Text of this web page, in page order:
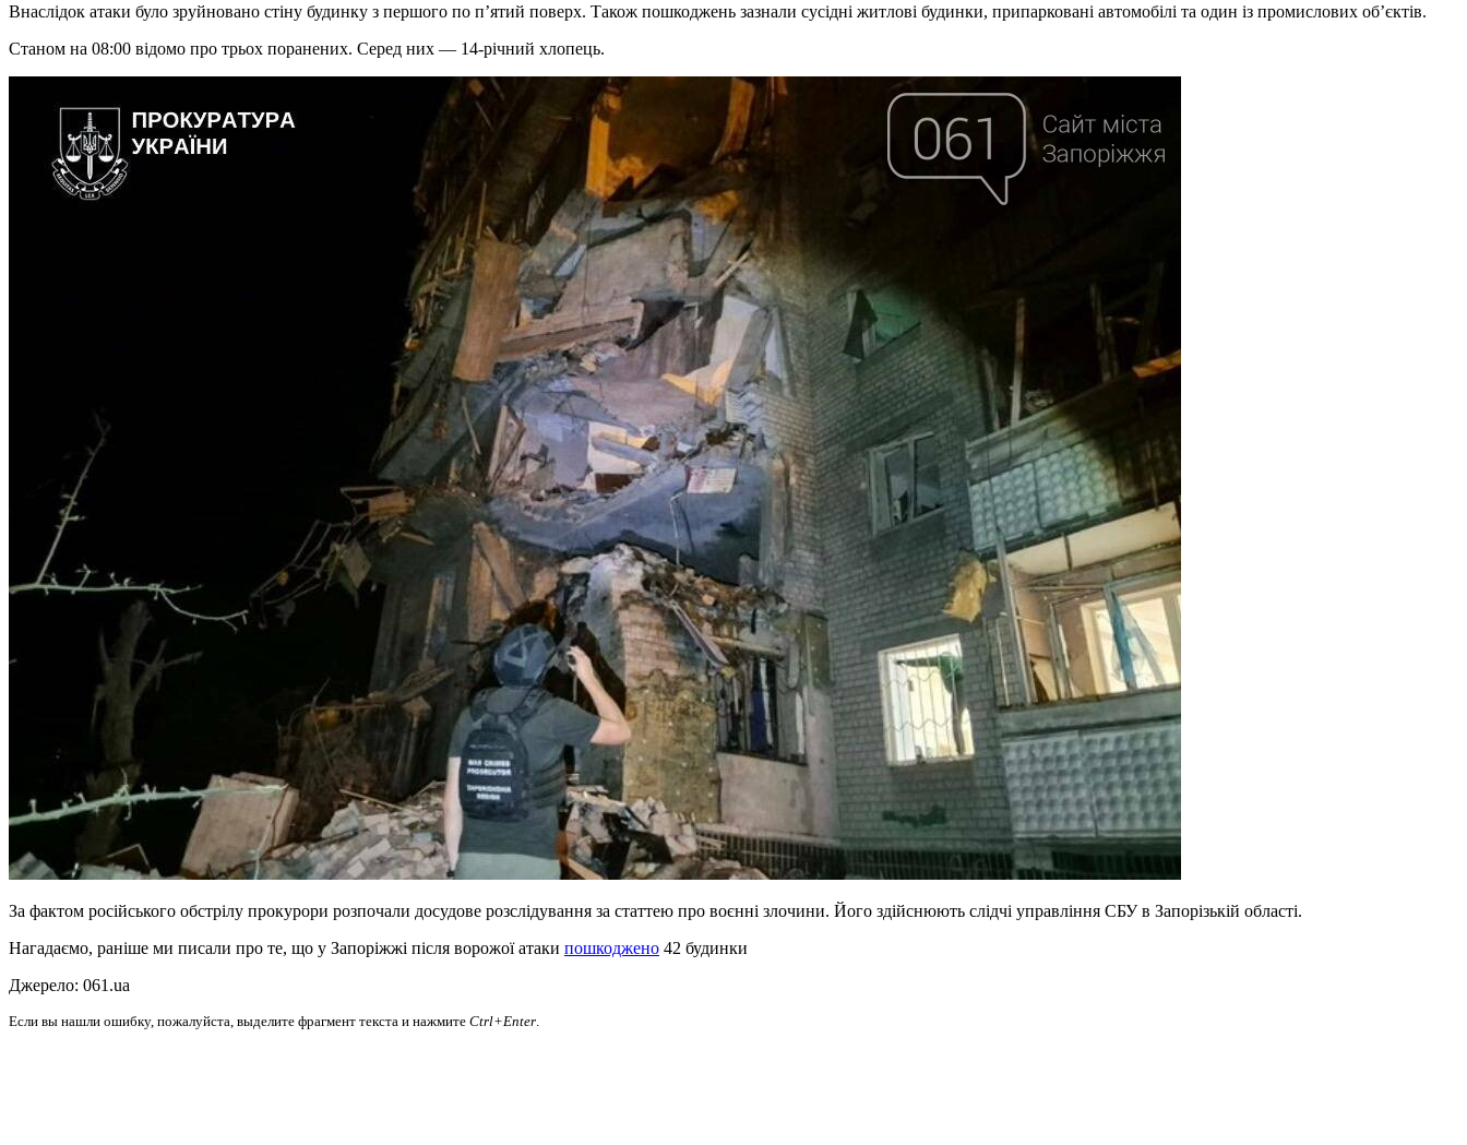
Внаслідок атаки було зруйновано стіну будинку з першого по п’ятий поверх. Також пошкоджень зазнали сусідні житлові будинки, припарковані автомобілі та один із промислових об’єктів.
Станом на 08:00 відомо про трьох поранених. Серед них — 14-річний хлопець.
За фактом російського обстрілу прокурори розпочали досудове розслідування за статтею про воєнні злочини. Його здійснюють слідчі управління СБУ в Запорізькій області.
Нагадаємо, раніше ми писали про те, що у Запоріжжі після ворожої атаки пошкоджено 42 будинки
Джерело: 061.ua
Если вы нашли ошибку, пожалуйста, выделите фрагмент текста и нажмите Ctrl+Enter